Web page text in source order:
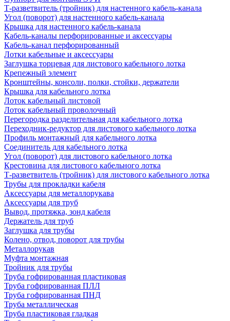
Т-разветвитель (тройник) для настенного кабель-канала
Угол (поворот) для настенного кабель-канала
Крышка для настенного кабель-канала
Кабель-каналы перфорированные и аксессуары
Кабель-канал перфорированный
Лотки кабельные и аксессуары
Заглушка торцевая для листового кабельного лотка
Крепежный элемент
Кронштейны, консоли, полки, стойки, держатели
Крышка для кабельного лотка
Лоток кабельный листовой
Лоток кабельный проволочный
Перегородка разделительная для кабельного лотка
Переходник-редуктор для листового кабельного лотка
Профиль монтажный для кабельного лотка
Соединитель для кабельного лотка
Угол (поворот) для листового кабельного лотка
Крестовина для листового кабельного лотка
Т-разветвитель (тройник) для листового кабельного лотка
Трубы для прокладки кабеля
Аксессуары для металлорукава
Аксессуары для труб
Вывод, протяжка, зонд кабеля
Держатель для труб
Заглушка для трубы
Колено, отвод, поворот для трубы
Металлорукав
Муфта монтажная
Тройник для трубы
Труба гофрированная пластиковая
Труба гофрированная ПЛЛ
Труба гофрированная ПНД
Труба металлическая
Труба пластиковая гладкая